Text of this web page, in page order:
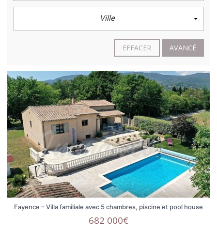
Ville
EFFACER AVANCÉ
Fayence – Villa familiale avec 5 chambres, piscine et pool house
682 000€